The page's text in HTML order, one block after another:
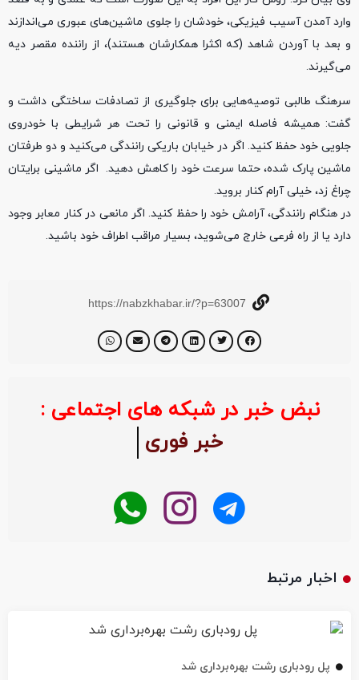
وارد آمدن آسیب فیزیکی، خودشان را جلوی ماشین‌های عبوری می‌اندازند
و بعد با آوردن شاهد (که اکثرا همکارشان هستند)، از راننده مقصر دیه
می‌گیرند.
سرهنگ طالبی توصیه‌هایی برای جلوگیری از تصادفات ساختگی داشت و
گفت: همیشه فاصله ایمنی و قانونی را تحت هر شرایطی با خودروی
جلویی خود حفظ کنید. اگر در خیابان باریکی رانندگی می‌کنید و دو طرفتان
ماشین پارک شده، حتما سرعت خود را کاهش دهید. اگر ماشینی برایتان
چراغ زد، خیلی آرام کنار بروید.
در هنگام رانندگی، آرامش خود را حفظ کنید. اگر مانعی در کنار معابر وجود
دارد یا از راه فرعی خارج می‌شوید، بسیار مراقب اطراف خود باشید.
https://nabzkhabar.ir/?p=63007
نبض خبر در شبکه های اجتماعی :
خبر فوری
اخبار مرتبط
پل رودباری رشت بهره‌برداری شد